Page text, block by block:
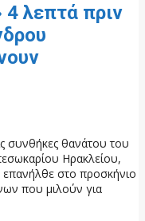
4 λεπτά πριν
συνθήκες θανάτου του
Ηρακλείου,
στο προσκήνιο
που μιλούν για